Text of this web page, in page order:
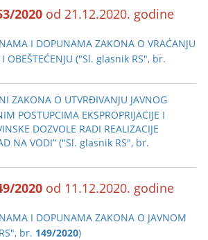
2020 od 21.12.2020. godine
I DOPUNAMA ZAKONA O VRAĆANJU
OBEŠTEĆENJU ("Sl. glasnik RS", br.
ZAKONA O UTVRĐIVANJU JAVNOG
POSTUPCIMA EKSPROPRIJACIJE I
DOZVOLE RADI REALIZACIJE
NA VODI” ("Sl. glasnik RS", br.
2020 od 11.12.2020. godine
I DOPUNAMA ZAKONA O JAVNOM
br. 149/2020)